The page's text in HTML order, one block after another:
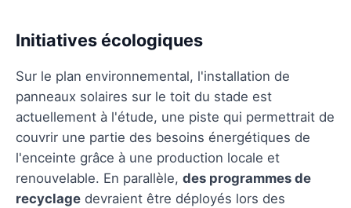
Initiatives écologiques
Sur le plan environnemental, l'installation de
panneaux solaires sur le toit du stade est
actuellement à l'étude, une piste qui permettrait de
couvrir une partie des besoins énergétiques de
l'enceinte grâce à une production locale et
renouvelable. En parallèle, des programmes de
recyclage devraient être déployés lors des